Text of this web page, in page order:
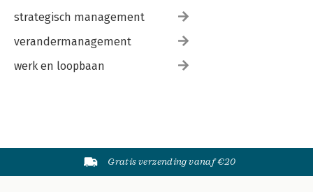
strategisch management
verandermanagement
werk en loopbaan
Gratis verzending vanaf €20